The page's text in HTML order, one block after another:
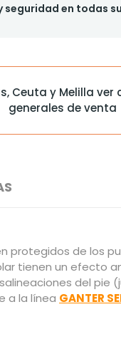
seguridad en todas
Ceuta y Melilla ver
generales de venta
protegidos de los
tienen un efecto
del pie
a la línea GANTER